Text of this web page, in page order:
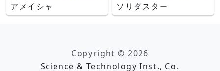
アメイシャ ソリダスター
Copyright © 2026
Science & Technology Inst., Co.